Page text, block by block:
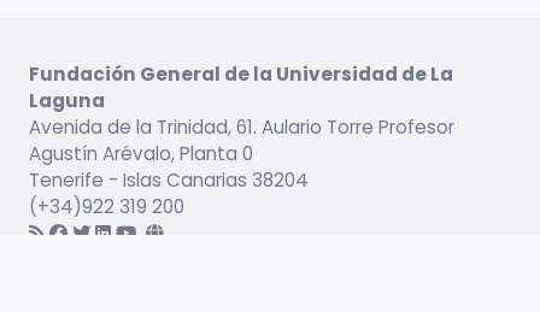
Fundación General de la Universidad de La
Laguna
Avenida de la Trinidad, 61. Aulario Torre Profesor
Agustín Arévalo, Planta 0
Tenerife - Islas Canarias 38204
(+34)922 319 200